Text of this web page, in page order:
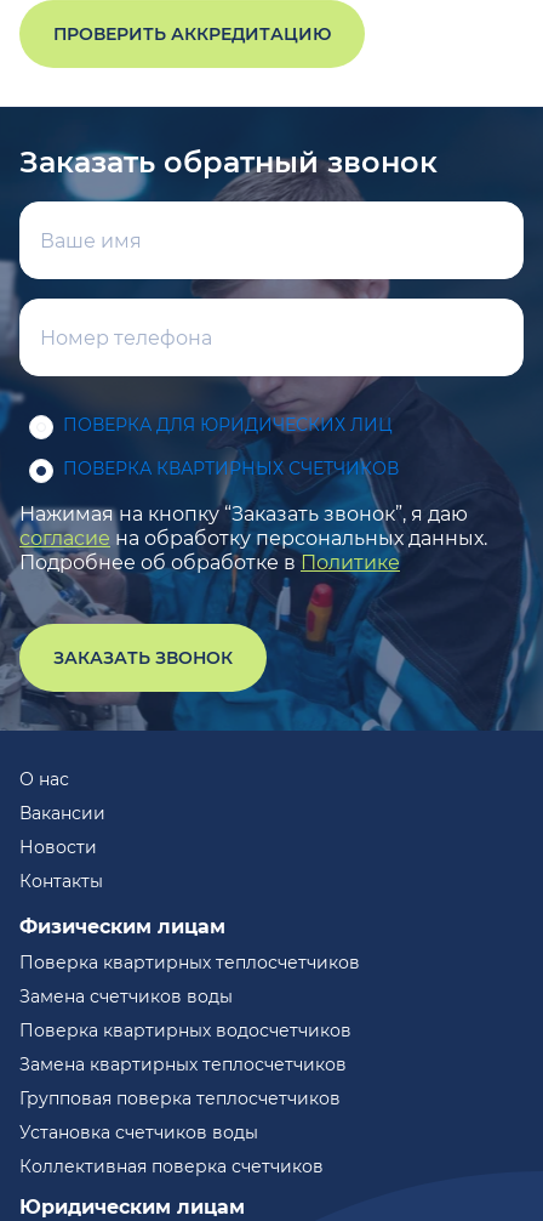
ПРОВЕРИТЬ АККРЕДИТАЦИЮ
Заказать обратный звонок
ПОВЕРКА ДЛЯ ЮРИДИЧЕСКИХ ЛИЦ
ПОВЕРКА КВАРТИРНЫХ СЧЕТЧИКОВ
Нажимая на кнопку “Заказать звонок”, я даю
согласие на обработку персональных данных.
Подробнее об обработке в Политике
ЗАКАЗАТЬ ЗВОНОК
О нас
Вакансии
Новости
Контакты
Физическим лицам
Поверка квартирных теплосчетчиков
Замена счетчиков воды
Поверка квартирных водосчетчиков
Замена квартирных теплосчетчиков
Групповая поверка теплосчетчиков
Установка счетчиков воды
Коллективная поверка счетчиков
Юридическим лицам